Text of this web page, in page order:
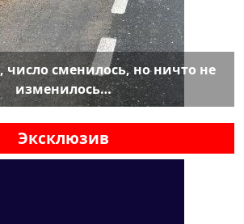
число сменилось, но ничто не
изменилось…
Эксклюзив